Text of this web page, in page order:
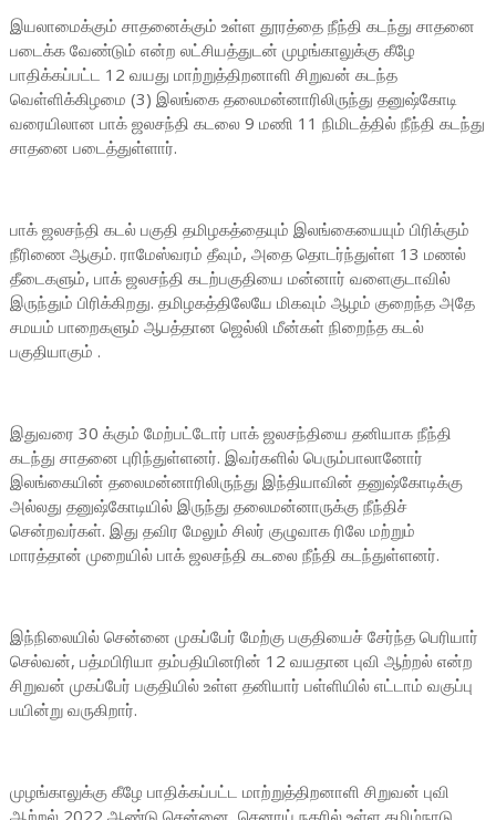
இயலாமைக்கும் சாதனைக்கும் உள்ள தூரத்தை நீந்தி கடந்து சாதனை
படைக்க வேண்டும் என்ற லட்சியத்துடன் முழங்காலுக்கு கீழே
பாதிக்கப்பட்ட 12 வயது மாற்றுத்திறனாளி சிறுவன் கடந்த
வெள்ளிக்கிழமை (3) இலங்கை தலைமன்னாரிலிருந்து தனுஷ்கோடி
வரையிலான பாக் ஜலசந்தி கடலை 9 மணி 11 நிமிடத்தில் நீந்தி கடந்து
சாதனை படைத்துள்ளார்.
பாக் ஜலசந்தி கடல் பகுதி தமிழகத்தையும் இலங்கையையும் பிரிக்கும்
நீரிணை ஆகும். ராமேஸ்வரம் தீவும், அதை தொடர்ந்துள்ள 13 மணல்
தீடைகளும், பாக் ஜலசந்தி கடற்பகுதியை மன்னார் வளைகுடாவில்
இருந்தும் பிரிக்கிறது. தமிழகத்திலேயே மிகவும் ஆழம் குறைந்த அதே
சமயம் பாறைகளும் ஆபத்தான ஜெல்லி மீன்கள் நிறைந்த கடல்
பகுதியாகும் .
இதுவரை 30 க்கும் மேற்பட்டோர் பாக் ஜலசந்தியை தனியாக நீந்தி
கடந்து சாதனை புரிந்துள்ளனர். இவர்களில் பெரும்பாலானோர்
இலங்கையின் தலைமன்னாரிலிருந்து இந்தியாவின் தனுஷ்கோடிக்கு
அல்லது தனுஷ்கோடியில் இருந்து தலைமன்னாருக்கு நீந்திச்
சென்றவர்கள். இது தவிர மேலும் சிலர் குழுவாக ரிலே மற்றும்
மாரத்தான் முறையில் பாக் ஜலசந்தி கடலை நீந்தி கடந்துள்ளனர்.
இந்நிலையில் சென்னை முகப்பேர் மேற்கு பகுதியைச் சேர்ந்த பெரியார்
செல்வன், பத்மபிரியா தம்பதியினரின் 12 வயதான புவி ஆற்றல் என்ற
சிறுவன் முகப்பேர் பகுதியில் உள்ள தனியார் பள்ளியில் எட்டாம் வகுப்பு
பயின்று வருகிறார்.
முழங்காலுக்கு கீழே பாதிக்கப்பட்ட மாற்றுத்திறனாளி சிறுவன் புவி
ஆற்றல் 2022 ஆண்டு சென்னை, செனாய் நகரில் உள்ள தமிழ்நாடு